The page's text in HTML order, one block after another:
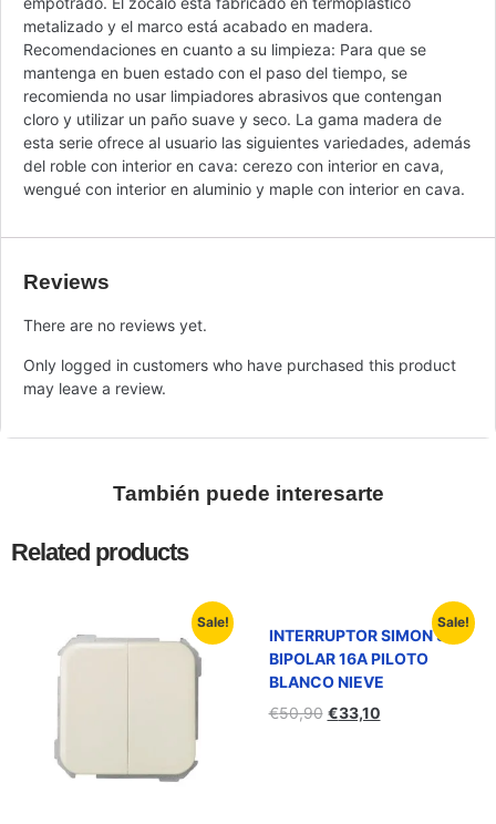
metalizado y el marco está acabado en madera.
Recomendaciones en cuanto a su limpieza: Para que se
mantenga en buen estado con el paso del tiempo, se
recomienda no usar limpiadores abrasivos que contengan
cloro y utilizar un paño suave y seco. La gama madera de
esta serie ofrece al usuario las siguientes variedades, además
del roble con interior en cava: cerezo con interior en cava,
wengué con interior en aluminio y maple con interior en cava.
Reviews
There are no reviews yet.
Only logged in customers who have purchased this product
may leave a review.
También puede interesarte
Related products
Sale! Sale!
INTERRUPTOR SIMON 31
BIPOLAR 16A PILOTO
BLANCO NIEVE
€50,90 €33,10